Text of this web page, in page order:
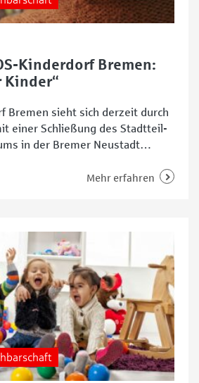
Kinderdorf Bremen:
Kinder“
Bremen sieht sich derzeit durch
einer Schließung des Stadtteil-
in der Bremer Neustadt
eine interessante Videoaktion
Mehr erfahren